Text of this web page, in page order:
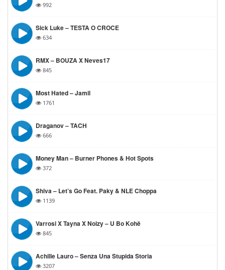
992
Sick Luke – TESTA O CROCE
634
RMX – BOUZA X Neves17
845
Most Hated – Jamil
1761
Draganov – TACH
666
Money Man – Burner Phones & Hot Spots
372
Shiva – Let’s Go Feat. Paky & NLE Choppa
1139
Varrosi X Tayna X Noizy – U Bo Kohë
845
Achille Lauro – Senza Una Stupida Storia
3207